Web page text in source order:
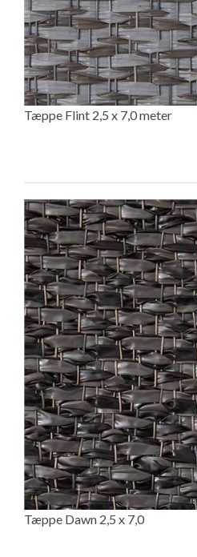
Tæppe Flint 2,5 x 7,0 meter
Tæppe Dawn 2,5 x 7,0